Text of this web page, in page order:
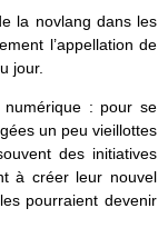
la novlang dans les
l’appellation de
jour.
numérique : pour se
un peu vieillottes
des initiatives
à créer leur nouvel
pourraient devenir